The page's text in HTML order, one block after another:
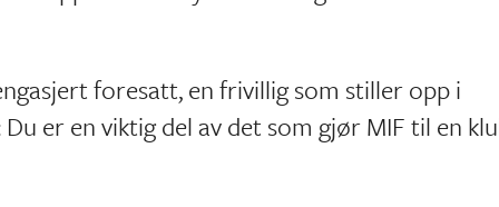
foresatt, en frivillig som stiller opp i
er en viktig del av det som gjør MIF til en